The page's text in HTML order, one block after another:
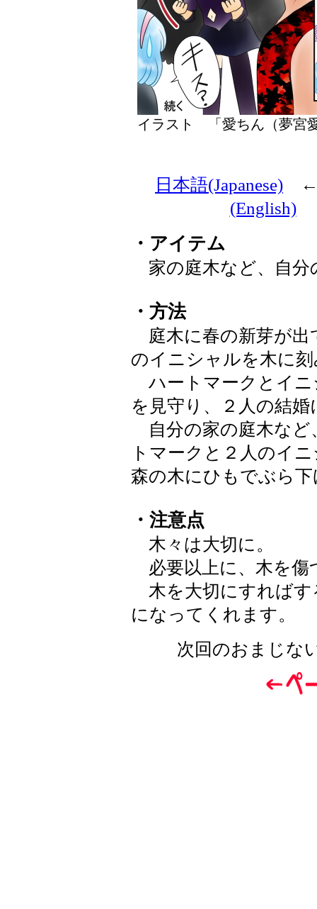
イラスト 「愛ちん（夢
日本語(Japanese)
(English)
・アイテム
家の庭木など、自分
・方法
庭木に春の新芽が出
のイニシャルを木に
ハートマークとイニ
を見守り、２人の結
自分の家の庭木など
トマークと２人のイ
森の木にひもでぶら
・注意点
木々は大切に。
必要以上に、木を傷
木を大切にすればす
になってくれます。
次回のおまじな